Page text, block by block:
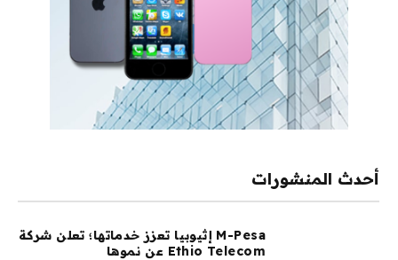
أحدث المنشورات
M-Pesa إثيوبيا تعزز خدماتها؛ تعلن شركة
Ethio Telecom عن نموها